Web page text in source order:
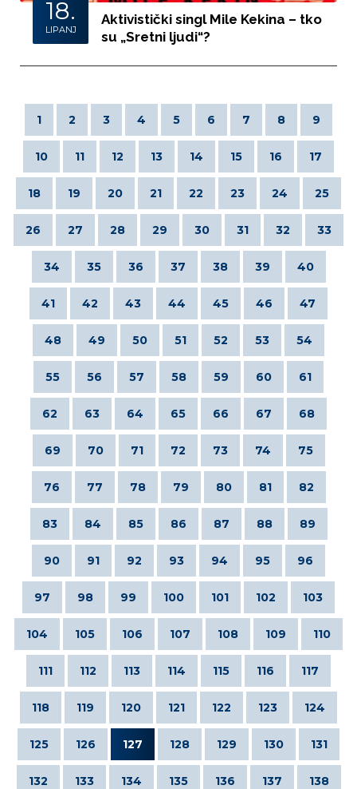
18.
LIPANJ
Aktivistički singl Mile Kekina – tko
su „Sretni ljudi“?
1 2 3 4 5 6 7 8 9
10 11 12 13 14 15 16 17
18 19 20 21 22 23 24 25
26 27 28 29 30 31 32 33
34 35 36 37 38 39 40
41 42 43 44 45 46 47
48 49 50 51 52 53 54
55 56 57 58 59 60 61
62 63 64 65 66 67 68
69 70 71 72 73 74 75
76 77 78 79 80 81 82
83 84 85 86 87 88 89
90 91 92 93 94 95 96
97 98 99 100 101 102 103
104 105 106 107 108 109 110
111 112 113 114 115 116 117
118 119 120 121 122 123 124
125 126 127 128 129 130 131
132 133 134 135 136 137 138